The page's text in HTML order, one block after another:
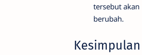
tersebut akan
berubah.
Kesimpulan